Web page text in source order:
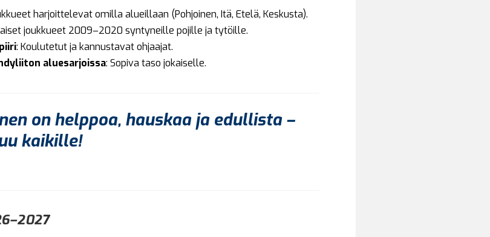
harjoittelevat omilla alueillaan (Pohjoinen, Itä, Etelä, Keskusta).
joukkueet 2009–2020 syntyneille pojille ja tytöille.
: Koulutetut ja kannustavat ohjaajat.
aluesarjoissa: Sopiva taso jokaiselle.
on helppoa, hauskaa ja edullista –
kaikille!